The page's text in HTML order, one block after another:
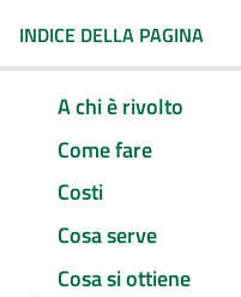
INDICE DELLA PAGINA
A chi è rivolto
Come fare
Costi
Cosa serve
Cosa si ottiene